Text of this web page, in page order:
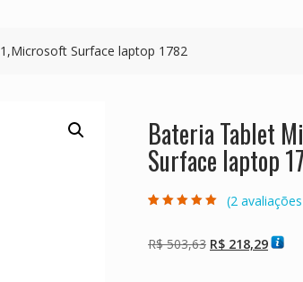
Surface laptop 1782
Bateria Tablet
Surface laptop
baseado em
avaliações de
(2
R$503,63 O
R$ 218,29O